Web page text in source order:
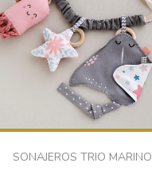
SONAJEROS TRIO MARINO